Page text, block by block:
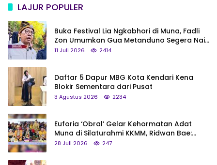
LAJUR POPULER
Buka Festival Lia Ngkabhori di Muna, Fadli
Zon Umumkan Gua Metanduno Segera Naik
Status Jadi Cagar Budaya Nasional
11 Juli 2026 2414
Daftar 5 Dapur MBG Kota Kendari Kena
Blokir Sementara dari Pusat
3 Agustus 2026 2234
Euforia ‘Obral’ Gelar Kehormatan Adat
Muna di Silaturahmi KKMM, Ridwan Bae:
Saya Bukan Tipe Begitu, Belum Pantas!
28 Juli 2026 247